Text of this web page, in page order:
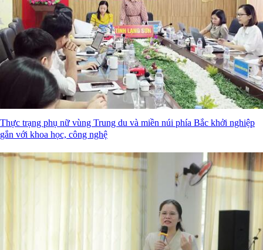
Thực trạng phụ nữ vùng Trung du và miền núi phía Bắc khởi nghiệp
gắn với khoa học, công nghệ